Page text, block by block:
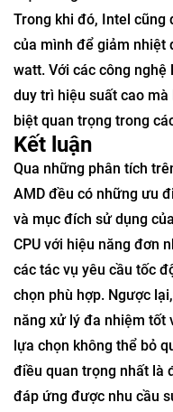
Trong khi đó, Intel cũng
của mình để giảm nhiệt
watt. Với các công nghệ
duy trì hiệu suất cao
biệt quan trọng trong
Kết luận
Qua những phân tích
AMD đều có những ưu
và mục đích sử dụng
CPU với hiệu năng đơn
các tác vụ yêu cầu tốc
chọn phù hợp. Ngược
năng xử lý đa nhiệm tốt
lựa chọn không thể bỏ
điều quan trọng nhất là
đáp ứng được nhu cầu